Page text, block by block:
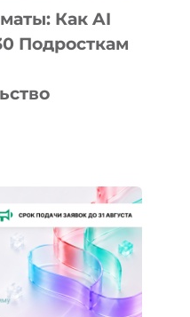
Как AI
Подросткам